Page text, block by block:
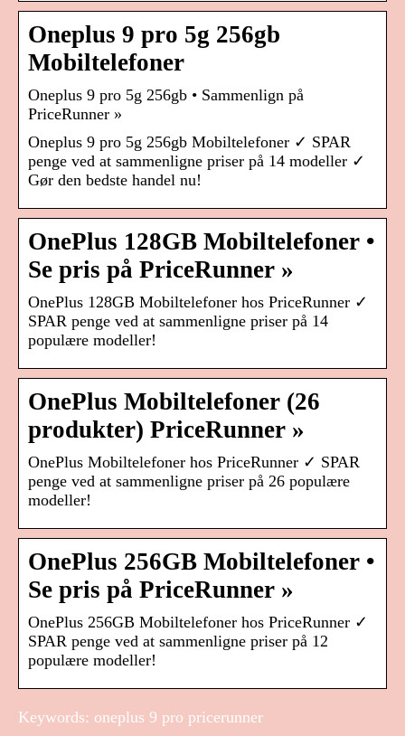
Oneplus 9 pro 5g 256gb
Mobiltelefoner
Oneplus 9 pro 5g 256gb • Sammenlign på
PriceRunner »
Oneplus 9 pro 5g 256gb Mobiltelefoner ✓ SPAR
penge ved at sammenligne priser på 14 modeller ✓
Gør den bedste handel nu!
OnePlus 128GB Mobiltelefoner •
Se pris på PriceRunner »
OnePlus 128GB Mobiltelefoner hos PriceRunner ✓
SPAR penge ved at sammenligne priser på 14
populære modeller!
OnePlus Mobiltelefoner (26
produkter) PriceRunner »
OnePlus Mobiltelefoner hos PriceRunner ✓ SPAR
penge ved at sammenligne priser på 26 populære
modeller!
OnePlus 256GB Mobiltelefoner •
Se pris på PriceRunner »
OnePlus 256GB Mobiltelefoner hos PriceRunner ✓
SPAR penge ved at sammenligne priser på 12
populære modeller!
Keywords: oneplus 9 pro pricerunner